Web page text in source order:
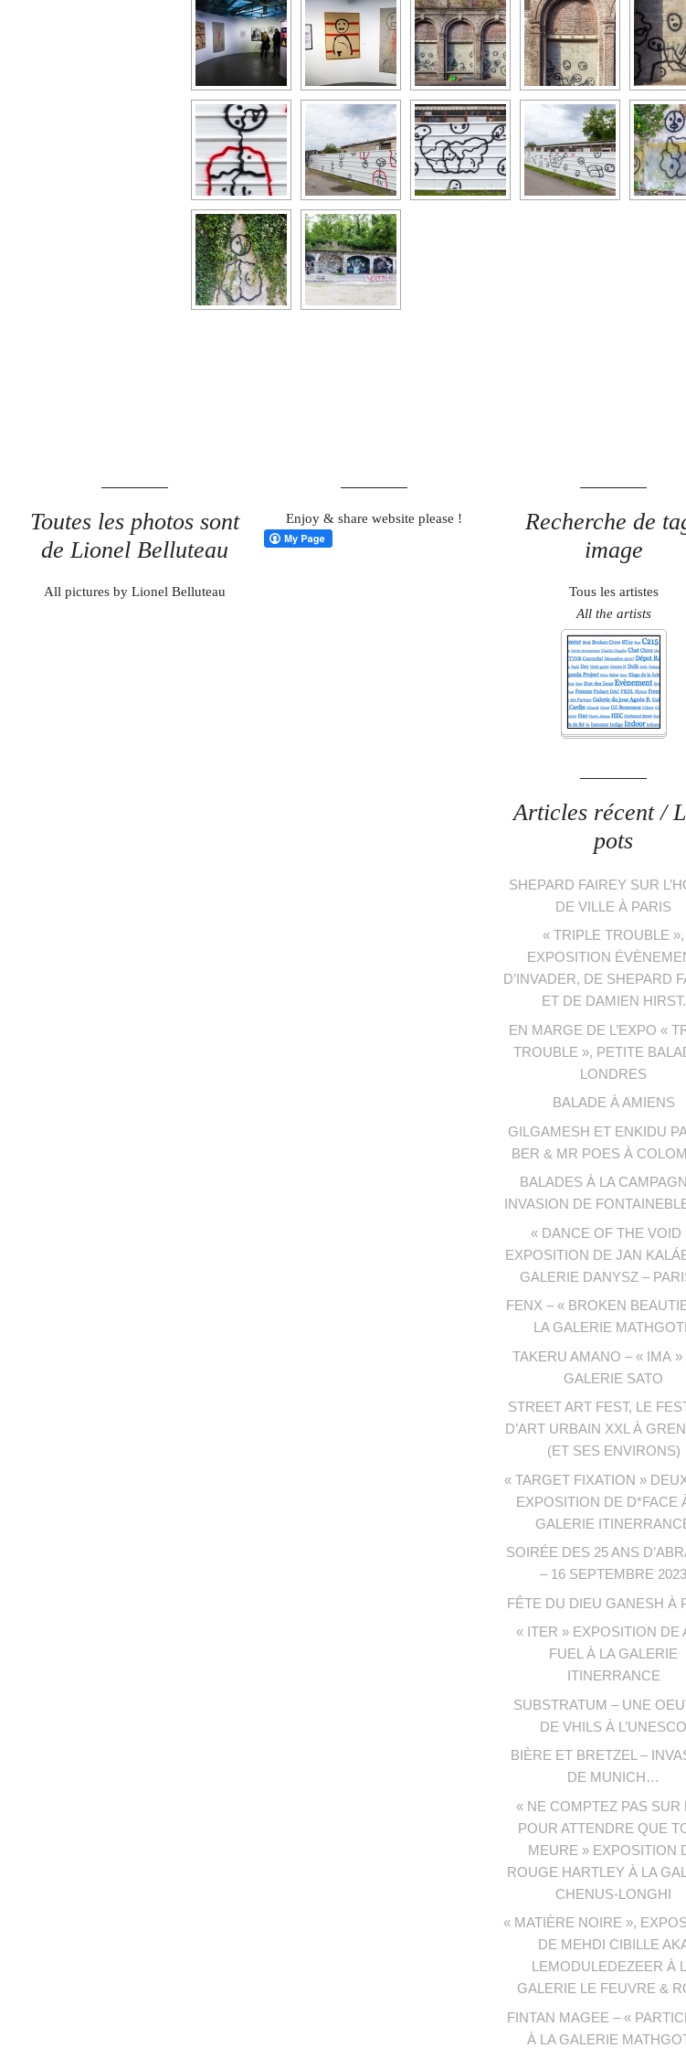
Toutes les photos sont
de Lionel Belluteau
All pictures by Lionel Belluteau
Enjoy & share website please !
Recherche de
image
Tous les artistes
All the artists
Articles récent /
pots
SHEPARD FAIREY SUR
DE VILLE À PARIS
« TRIPLE TROUBLE »,
EXPOSITION
D’INVADER, DE SHEPARD
ET DE DAMIEN HIRST.
EN MARGE DE L’EXPO «
TROUBLE », PETITE
LONDRES
BALADE À AMIENS
GILGAMESH ET ENKIDU
BER & MR POES À
BALADES À LA
INVASION DE
« DANCE OF THE VOID
EXPOSITION DE JAN
GALERIE DANYSZ –
FENX – « BROKEN
LA GALERIE
TAKERU AMANO – « IMA »
GALERIE SATO
STREET ART FEST, LE
D’ART URBAIN XXL À
(ET SES ENVIRONS)
« TARGET FIXATION »
EXPOSITION DE D*FACE
GALERIE
SOIRÉE DES 25 ANS
– 16 SEPTEMBRE 2023
FÊTE DU DIEU GANESH À
« ITER » EXPOSITION DE
FUEL À LA GALERIE
ITINERRANCE
SUBSTRATUM – UNE
DE VHILS À L’UNESCO
BIÈRE ET BRETZEL –
DE MUNICH…
« NE COMPTEZ PAS SUR
POUR ATTENDRE QUE
MEURE » EXPOSITION
ROUGE HARTLEY À LA
CHENUS-LONGHI
« MATIÈRE NOIRE »,
DE MEHDI CIBILLE
LEMODULEDEZEER À
GALERIE LE FEUVRE &
FINTAN MAGEE – «
À LA GALERIE